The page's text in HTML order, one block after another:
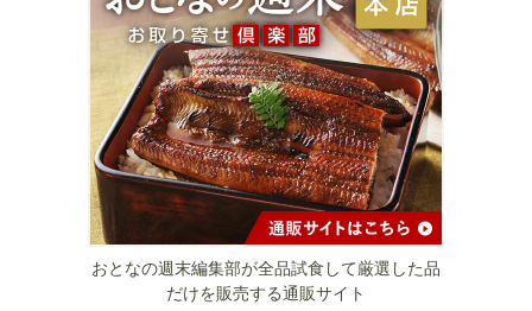
おとなの週末編集部が全品試食して厳選した品
だけを販売する通販サイト